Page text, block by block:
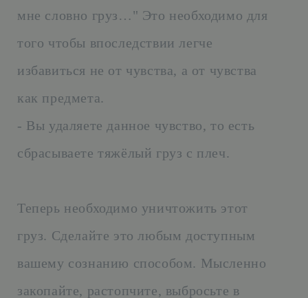
мне словно груз…" Это необходимо для
того чтобы впоследствии легче
избавиться не от чувства, а от чувства
как предмета.
- Вы удаляете данное чувство, то есть
сбрасываете тяжёлый груз с плеч.
Теперь необходимо уничтожить этот
груз. Сделайте это любым доступным
вашему сознанию способом. Мысленно
закопайте, растопчите, выбросьте в